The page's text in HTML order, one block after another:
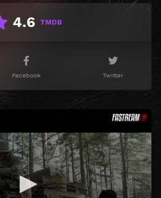
4.6 TMDB
Facebook Twitter